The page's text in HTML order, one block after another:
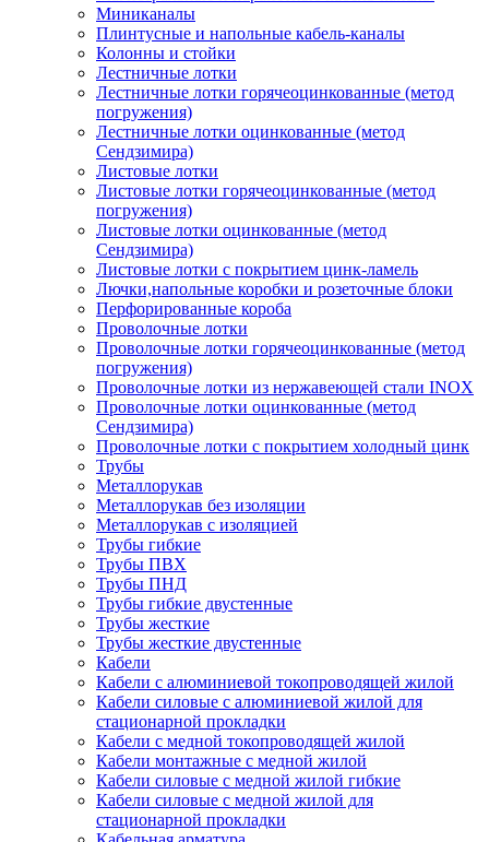
Миниканалы
Плинтусные и напольные кабель-каналы
Колонны и стойки
Лестничные лотки
Лестничные лотки горячеоцинкованные (метод
погружения)
Лестничные лотки оцинкованные (метод
Сендзимира)
Листовые лотки
Листовые лотки горячеоцинкованные (метод
погружения)
Листовые лотки оцинкованные (метод
Сендзимира)
Листовые лотки с покрытием цинк-ламель
Лючки,напольные коробки и розеточные блоки
Перфорированные короба
Проволочные лотки
Проволочные лотки горячеоцинкованные (метод
погружения)
Проволочные лотки из нержавеющей стали INOX
Проволочные лотки оцинкованные (метод
Сендзимира)
Проволочные лотки с покрытием холодный цинк
Трубы
Металлорукав
Металлорукав без изоляции
Металлорукав с изоляцией
Трубы гибкие
Трубы ПВХ
Трубы ПНД
Трубы гибкие двустенные
Трубы жесткие
Трубы жесткие двустенные
Кабели
Кабели с алюминиевой токопроводящей жилой
Кабели силовые с алюминиевой жилой для
стационарной прокладки
Кабели с медной токопроводящей жилой
Кабели монтажные с медной жилой
Кабели силовые с медной жилой гибкие
Кабели силовые с медной жилой для
стационарной прокладки